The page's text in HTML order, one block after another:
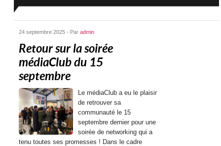
24 septembre 2025 - Paradmin
Retour sur la soirée
médiaClub du 15
septembre
Le médiaClub a eu le plaisir
de retrouver sa
communauté le 15
septembre dernier pour une
soirée de networking qui a
tenu toutes ses promesses ! Dans le cadre